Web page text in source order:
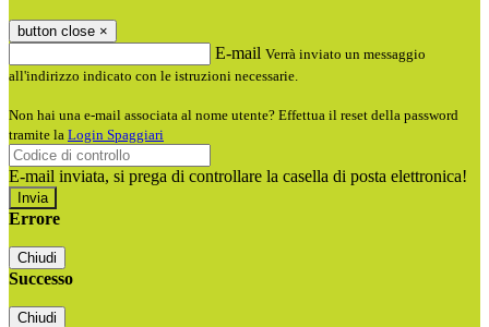
button close ×
E-mail Verrà inviato un messaggio
all'indirizzo indicato con le istruzioni necessarie.
Non hai una e-mail associata al nome utente? Effettua il reset della password
tramite la Login Spaggiari
E-mail inviata, si prega di controllare la casella di posta elettronica!
Errore
Chiudi
Successo
Chiudi